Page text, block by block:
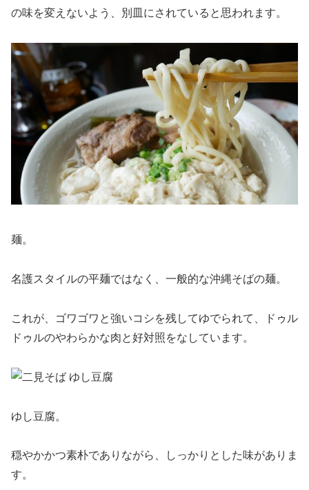
の味を変えないよう、別皿にされていると思われます。
麺。
名護スタイルの平麺ではなく、一般的な沖縄そばの麺。
これが、ゴワゴワと強いコシを残してゆでられて、ドゥル
ドゥルのやわらかな肉と好対照をなしています。
ゆし豆腐。
穏やかかつ素朴でありながら、しっかりとした味がありま
す。